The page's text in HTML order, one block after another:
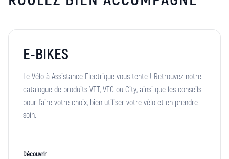
E-BIKES
Le Vélo à Assistance Electrique vous tente ! Retrouvez notre
catalogue de produits VTT, VTC ou City, ainsi que les conseils
pour faire votre choix, bien utiliser votre vélo et en prendre
soin.
Découvrir